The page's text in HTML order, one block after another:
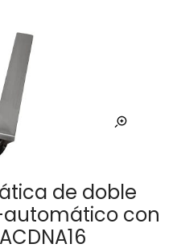
de doble
con